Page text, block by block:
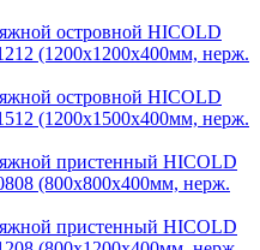
островной HICOLD
(1200x1200x400мм, нерж.
островной HICOLD
(1200х1500х400мм, нерж.
пристенный HICOLD
(800х800х400мм, нерж.
пристенный HICOLD